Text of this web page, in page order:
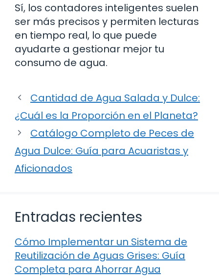
Sí, los contadores inteligentes suelen
ser más precisos y permiten lecturas
en tiempo real, lo que puede
ayudarte a gestionar mejor tu
consumo de agua.
Cantidad de Agua Salada y Dulce:
¿Cuál es la Proporción en el Planeta?
Catálogo Completo de Peces de
Agua Dulce: Guía para Acuaristas y
Aficionados
Entradas recientes
Cómo Implementar un Sistema de
Reutilización de Aguas Grises: Guía
Completa para Ahorrar Agua